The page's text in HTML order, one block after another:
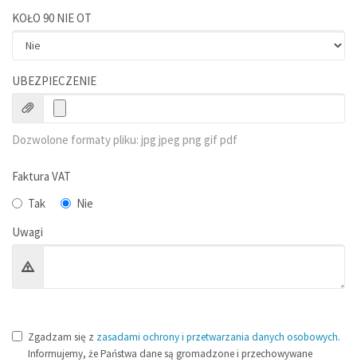
KOŁO 90 NIE OT
UBEZPIECZENIE
Dozwolone formaty pliku: jpg jpeg png gif pdf
Faktura VAT
Tak
Nie
Uwagi
Zgadzam się z zasadami ochrony i przetwarzania danych osobowych.
Informujemy, że Państwa dane są gromadzone i przechowywane